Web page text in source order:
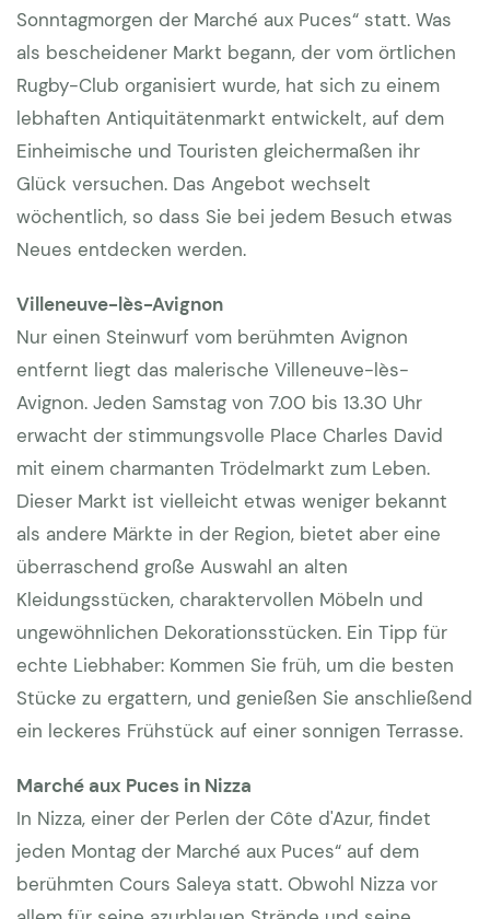
Sonntagmorgen der Marché aux Puces“ statt. Was
als bescheidener Markt begann, der vom örtlichen
Rugby-Club organisiert wurde, hat sich zu einem
lebhaften Antiquitätenmarkt entwickelt, auf dem
Einheimische und Touristen gleichermaßen ihr
Glück versuchen. Das Angebot wechselt
wöchentlich, so dass Sie bei jedem Besuch etwas
Neues entdecken werden.
Villeneuve-lès-Avignon
Nur einen Steinwurf vom berühmten Avignon
entfernt liegt das malerische Villeneuve-lès-
Avignon. Jeden Samstag von 7.00 bis 13.30 Uhr
erwacht der stimmungsvolle Place Charles David
mit einem charmanten Trödelmarkt zum Leben.
Dieser Markt ist vielleicht etwas weniger bekannt
als andere Märkte in der Region, bietet aber eine
überraschend große Auswahl an alten
Kleidungsstücken, charaktervollen Möbeln und
ungewöhnlichen Dekorationsstücken. Ein Tipp für
echte Liebhaber: Kommen Sie früh, um die besten
Stücke zu ergattern, und genießen Sie anschließend
ein leckeres Frühstück auf einer sonnigen Terrasse.
Marché aux Puces in Nizza
In Nizza, einer der Perlen der Côte d'Azur, findet
jeden Montag der Marché aux Puces“ auf dem
berühmten Cours Saleya statt. Obwohl Nizza vor